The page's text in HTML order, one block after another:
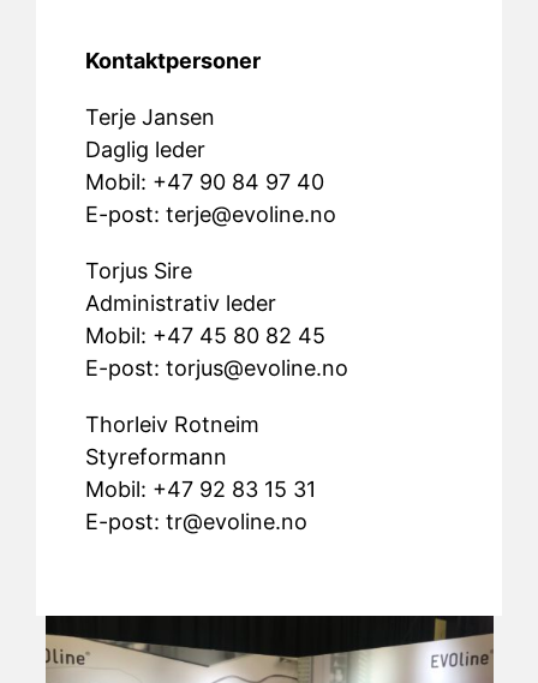
Kontaktpersoner
Terje Jansen
Daglig leder
Mobil: +47 90 84 97 40
E-post: terje@evoline.no
Torjus Sire
Administrativ leder
Mobil: +47 45 80 82 45
E-post: torjus@evoline.no
Thorleiv Rotneim
Styreformann
Mobil: +47 92 83 15 31
E-post: tr@evoline.no